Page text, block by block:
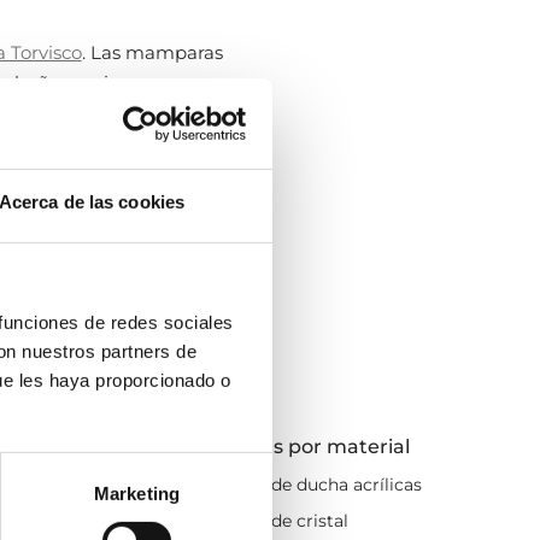
Acerca de las cookies
de redes sociales
nuestros partners de
les haya proporcionado o
Marketing
Torvisco. Las mamparas
¿quieres
modelos están
angulares, frontales
sigue leyendo, que
correderas, al
. Esto, sumado
Mamparas por material
Mamparas de ducha acrílicas
Mamparas de cristal